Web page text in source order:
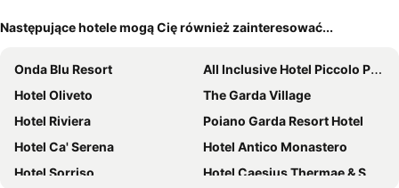
Następujące hotele mogą Cię również zainteresować...
Onda Blu Resort
All Inclusive Hotel Piccolo Paradiso
Hotel Oliveto
The Garda Village
Hotel Riviera
Poiano Garda Resort Hotel
Hotel Ca' Serena
Hotel Antico Monastero
Hotel Sorriso
Hotel Caesius Thermae & Spa Resort